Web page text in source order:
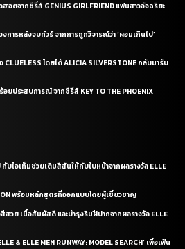
อตจากซีรี่ส์ GENIUS GIRLFRIEND แฟนสาวอัจฉริยะ
งการหลังจบทัวร์ จากการถูกวิจารณ์ว่า ‘ผอมเกินไป’
โดยได้ ALICIA SILVERSTONE กลับมารับ
ยประสบการณ์ จากซีรี่ส์ KEY TO THE PHOENIX
กับไอเท็มช่วยเติมสีสันให้กับใบหน้าจากผลรางวัล ELLE
พร้อมหลักสูตรที่ออกแบบโดยผู้เชี่ยวชาญ
วย เนื้อสัมผัสดี และบำรุงริมฝีปากจากผลรางวัล ELLE
& ELLE MEN RUNWAY: MODEL SEARCH’ เพื่อเฟ้น